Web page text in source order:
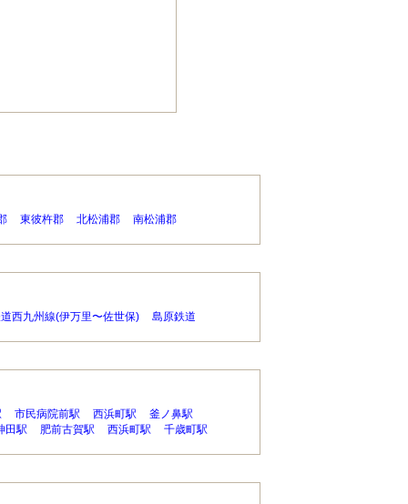
東彼杵郡 北松浦郡 南松浦郡
西九州線(伊万里〜佐世保) 島原鉄道
市民病院前駅 西浜町駅
釜ノ鼻駅
田駅
肥前古賀駅 西浜町駅 千歳町駅